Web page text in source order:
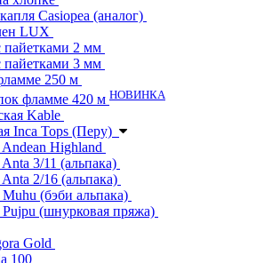
Casiopea (аналог)
LUX
пайетками 2 мм
пайетками 3 мм
250 м
фламме 420 м НОВИНКА
Kable
Inca Tops (Перу)
Andean Highland
3/11 (альпака)
2/16 (альпака)
(бэби альпака)
Pujpu (шнурковая пряжа)
Gold
100